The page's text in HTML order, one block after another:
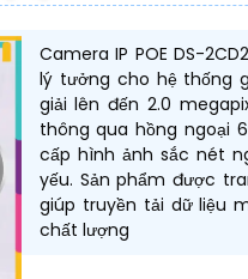
Camera IP POE DS-
lý tưởng cho hệ thống
giải lên đến 2.0
thông qua hồng ngoại
cấp hình ảnh sắc nét
yếu. Sản phẩm được
giúp truyền tải dữ liệu
chất lượng